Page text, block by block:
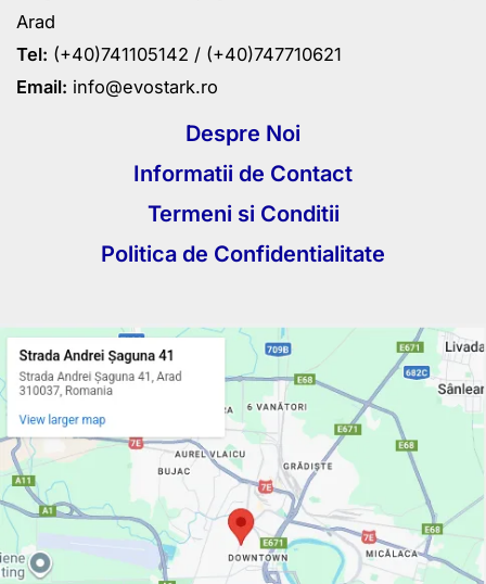
Arad
Tel: (+40)741105142 / (+40)747710621
Email: info@evostark.ro
Despre Noi
Informatii de Contact
Termeni si Conditii
Politica de Confidentialitate